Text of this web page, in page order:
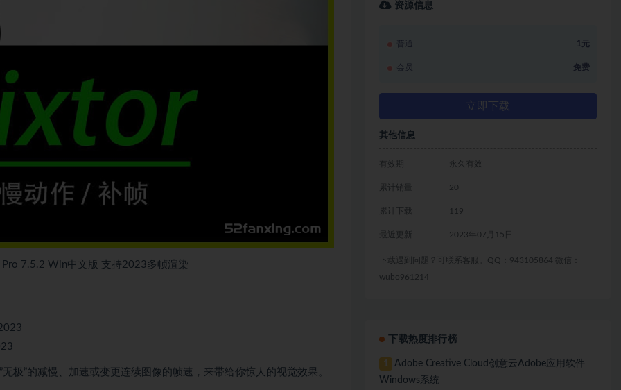
7.5.2 Win中文版 支持2023多帧渲染
极”的减慢、加速或变更连续图像的帧速，来带给你惊人的视觉效果。
资源信息
普通 1元
会员 免费
立即下载
其他信息
有效期 永久有效
累计销量 20
累计下载 119
最近更新 2023年07月15日
下载遇到问题？可联系客服。QQ：943105864 微信：
wubo961214
下载热度排行榜
1
Adobe Creative Cloud创意云Adobe应用软件
Windows系统